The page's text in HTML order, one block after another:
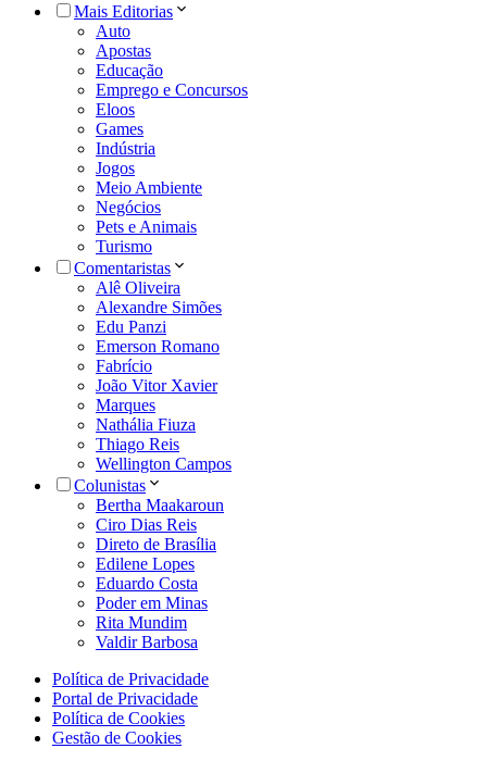
Mais Editorias
Auto
Apostas
Educação
Emprego e Concursos
Eloos
Games
Indústria
Jogos
Meio Ambiente
Negócios
Pets e Animais
Turismo
Comentaristas
Alê Oliveira
Alexandre Simões
Edu Panzi
Emerson Romano
Fabrício
João Vitor Xavier
Marques
Nathália Fiuza
Thiago Reis
Wellington Campos
Colunistas
Bertha Maakaroun
Ciro Dias Reis
Direto de Brasília
Edilene Lopes
Eduardo Costa
Poder em Minas
Rita Mundim
Valdir Barbosa
Política de Privacidade
Portal de Privacidade
Política de Cookies
Gestão de Cookies